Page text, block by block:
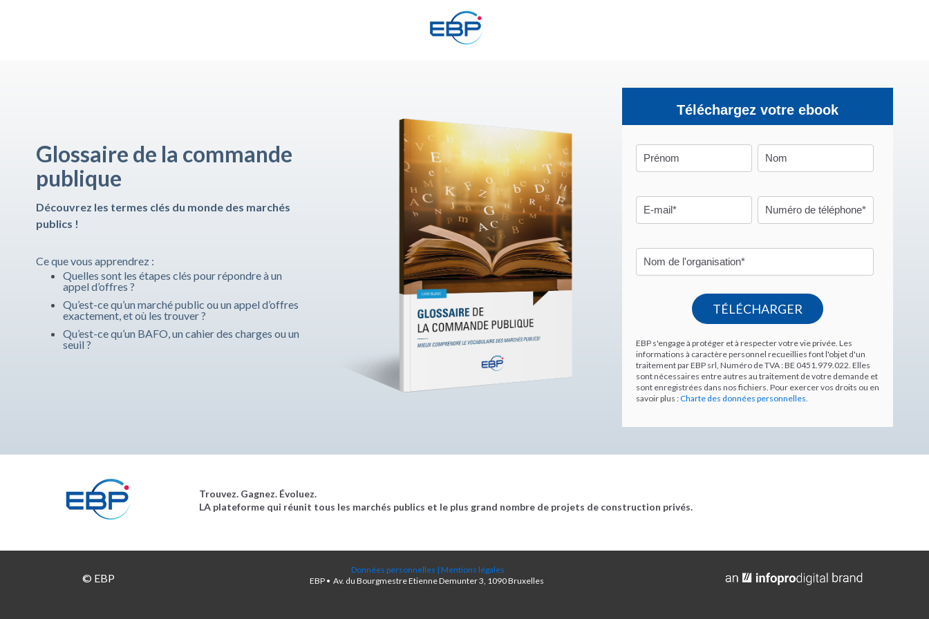
Glossaire de la commande
publique
Découvrez les termes clés du monde des marchés
publics !
Ce que vous apprendrez :
Quelles sont les étapes clés pour répondre à un
appel d’offres ?
Qu’est-ce qu’un marché public ou un appel d’offres
exactement, et où les trouver ?
Qu’est-ce qu’un BAFO, un cahier des charges ou un
seuil ?
Téléchargez votre ebook
EBP s'engage à protéger et à respecter votre vie privée. Les
informations à caractère personnel recueillies font l'objet d'un
traitement par EBP srl, Numéro de TVA : BE 0451.979.022. Elles
sont nécessaires entre autres au traitement de votre demande et
sont enregistrées dans nos fichiers. Pour exercer vos droits ou en
savoir plus :Charte des données personnelles.
Trouvez. Gagnez. Évoluez.
LA plateforme qui réunit tous les marchés publics et le plus grand nombre de projets de construction privés.
© EBP
Données personnelles | Mentions légales
EBP • Av. du Bourgmestre Etienne Demunter 3, 1090 Bruxelles